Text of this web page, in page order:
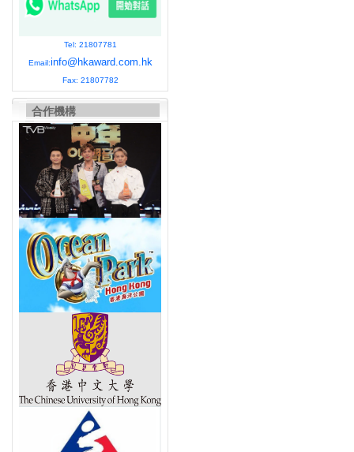
Tel: 21807781
Email:info@hkaward.com.hk
Fax: 21807782
合作機構